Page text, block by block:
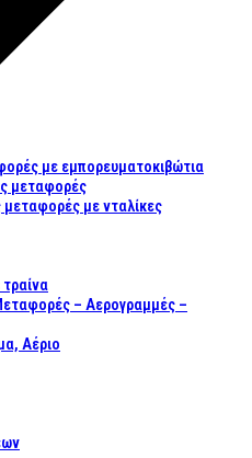
με εμπορευματοκιβώτια
μεταφορές
μεταφορές με νταλίκες
– Αερογραμμές –
Αέριο